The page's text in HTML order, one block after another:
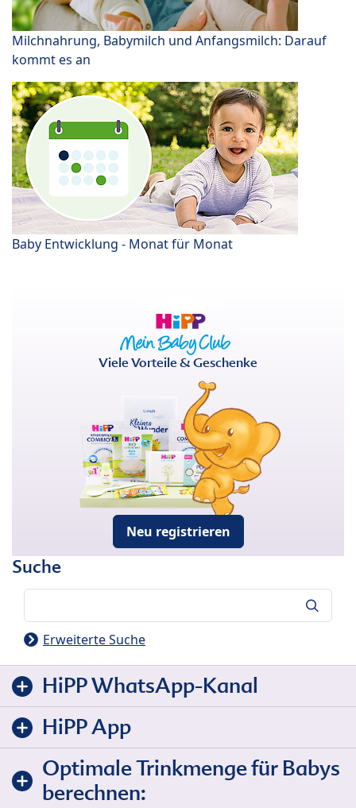
Milchnahrung, Babymilch und Anfangsmilch: Darauf
kommt es an
Baby Entwicklung - Monat für Monat
Viele Vorteile & Geschenke
Neu registrieren
Suche
Erweiterte Suche
HiPP WhatsApp-Kanal
HiPP App
Optimale Trinkmenge für Babys
berechnen: